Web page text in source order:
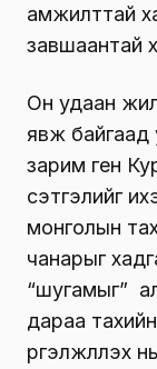
амжилттай
завшаантай
Он удаан
явж байгаад
зарим ген
сэтгэлийг
монголын
чанарыг
“шугамыг”
дараа тахийн